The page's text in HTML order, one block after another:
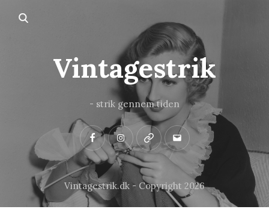
Vintagestrik
- strik gennem tiden
FacebookInstagramPinterest
Mail
Vintagestrik.dk - Copyright 2026